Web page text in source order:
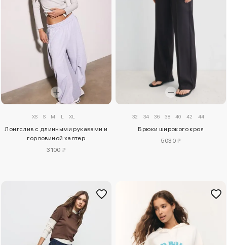
XS S M L XL
Лонгслив с длинными рукавами и
горловиной халтер
3100 ₽
32 34 36 38 40 42 44
Брюки широкого кроя
5030 ₽